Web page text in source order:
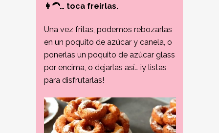
👩‍🦱… toca freírlas.
Una vez fritas, podemos rebozarlas
en un poquito de azúcar y canela, o
ponerlas un poquito de azúcar glass
por encima, o dejarlas así… ¡y listas
para disfrutarlas!